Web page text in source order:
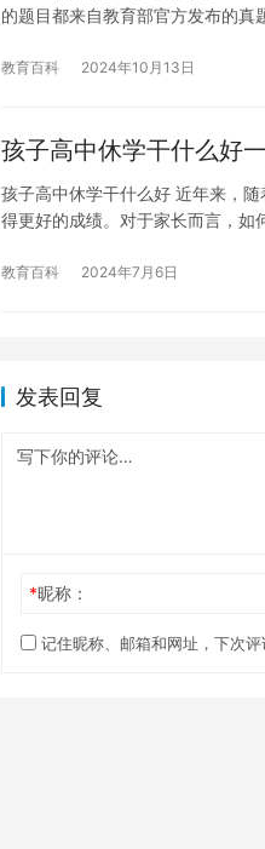
的题目都来自教育部官方发布的
教育百科 2024年10月13日
孩子高中休学干什么好
孩子高中休学干什么好 近年来，
得更好的成绩。对于家长而言，
教育百科 2024年7月6日
发表回复
*昵称：
记住昵称、邮箱和网址，下次评